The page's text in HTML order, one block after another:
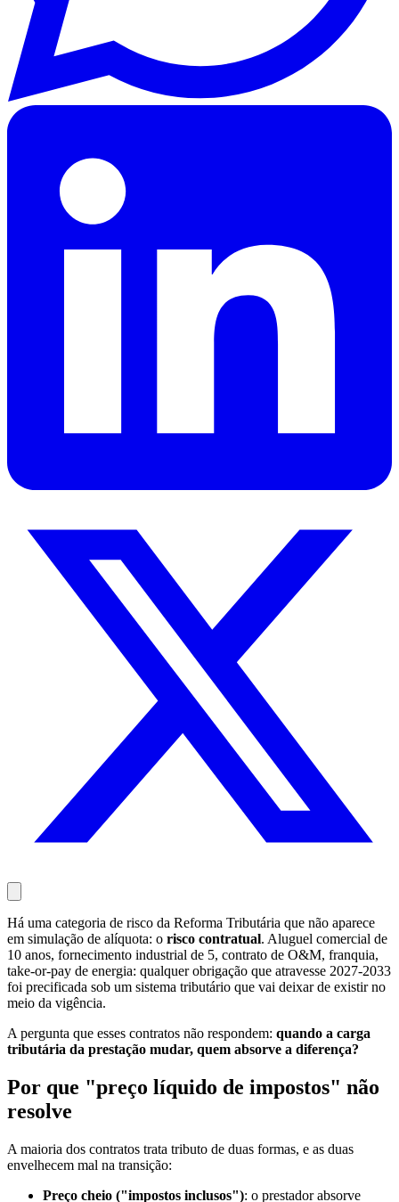
Há uma categoria de risco da Reforma Tributária que não aparece
em simulação de alíquota: o risco contratual. Aluguel comercial de
10 anos, fornecimento industrial de 5, contrato de O&M, franquia,
take-or-pay de energia: qualquer obrigação que atravesse 2027-2033
foi precificada sob um sistema tributário que vai deixar de existir no
meio da vigência.
A pergunta que esses contratos não respondem: quando a carga
tributária da prestação mudar, quem absorve a diferença?
Por que "preço líquido de impostos" não
resolve
A maioria dos contratos trata tributo de duas formas, e as duas
envelhecem mal na transição:
Preço cheio ("impostos inclusos"): o prestador absorve